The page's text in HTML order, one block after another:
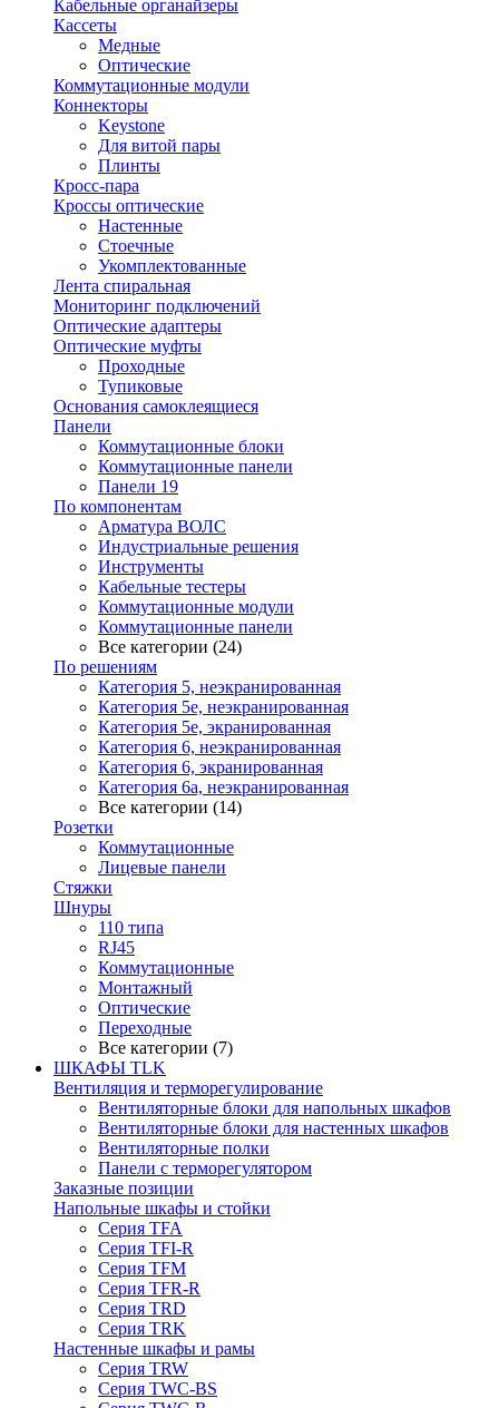
Кабельные органайзеры
Кассеты
Медные
Оптические
Коммутационные модули
Коннекторы
Keystone
Для витой пары
Плинты
Кросс-пара
Кроссы оптические
Настенные
Стоечные
Укомплектованные
Лента спиральная
Мониторинг подключений
Оптические адаптеры
Оптические муфты
Проходные
Тупиковые
Основания самоклеящиеся
Панели
Коммутационные блоки
Коммутационные панели
Панели 19
По компонентам
Арматура ВОЛС
Индустриальные решения
Инструменты
Кабельные тестеры
Коммутационные модули
Коммутационные панели
Все категории (24)
По решениям
Категория 5, неэкранированная
Категория 5е, неэкранированная
Категория 5е, экранированная
Категория 6, неэкранированная
Категория 6, экранированная
Категория 6а, неэкранированная
Все категории (14)
Розетки
Коммутационные
Лицевые панели
Стяжки
Шнуры
110 типа
RJ45
Коммутационные
Монтажный
Оптические
Переходные
Все категории (7)
ШКАФЫ TLK
Вентиляция и терморегулирование
Вентиляторные блоки для напольных шкафов
Вентиляторные блоки для настенных шкафов
Вентиляторные полки
Панели с терморегулятором
Заказные позиции
Напольные шкафы и стойки
Серия TFA
Серия TFI-R
Серия TFM
Серия TFR-R
Серия TRD
Серия TRK
Настенные шкафы и рамы
Серия TRW
Серия TWC-BS